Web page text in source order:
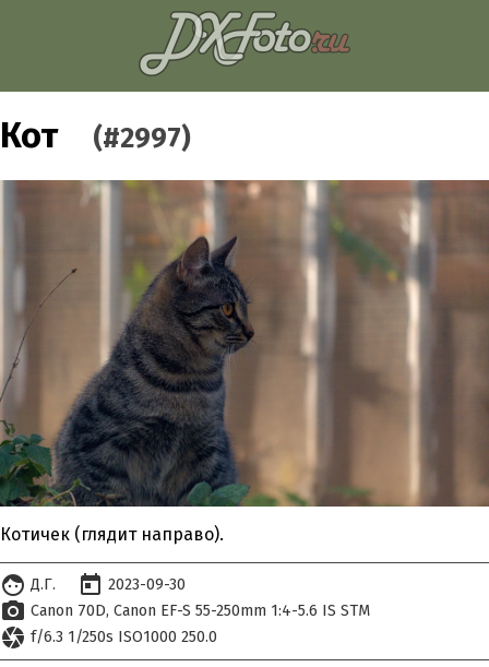
Кот (#2997)
Котичек (глядит направо).
face Д.Г. today 2023-09-30
photo_camera Canon 70D Canon EF-S 55-250mm 1:4-5.6 IS STM
camera f/6.3 1/250s ISO1000 250.0